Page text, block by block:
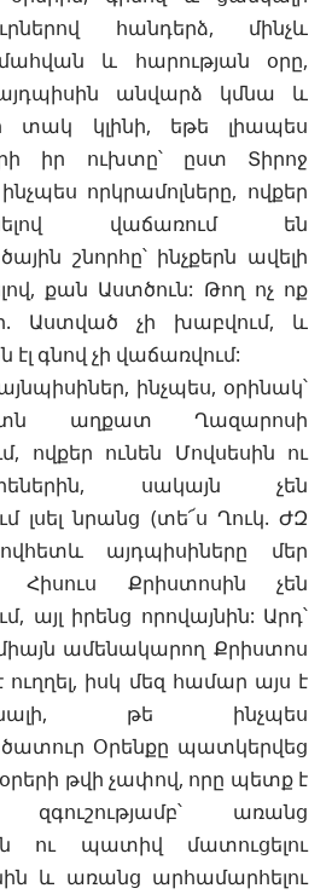
հանդերձ, մինչև
և հարության օրը,
անվարձ կմնա և
տակ կլինի, եթե լիապես
իր ուխտը՝ ըստ Տիրոջ
որկրամոլները, ովքեր
վաճառում են
շնորհը՝ ինչքերն ավելի
քան Աստծուն: Թող ոչ ոք
Աստված չի խաբվում, և
գնով չի վաճառվում:
ինչպես, օրինակ՝
աղքատ Ղազարոսի
ովքեր ունեն Մովսեսին ու
սակայն չեն
լսել նրանց (տե՜ս Ղուկ. ԺԶ
այդպիսիները մեր
Հիսուս Քրիստոսին չեն
այլ իրենց որովայնին: Արդ՝
ամենակարող Քրիստոս
ուղղել, իսկ մեզ համար այս է
թե ինչպես
Օրենքը պատկերվեց
թվի չափով, որը պետք է
զգուշությամբ՝ առանց
ու պատիվ մատուցելու
և առանց արհամարհելու